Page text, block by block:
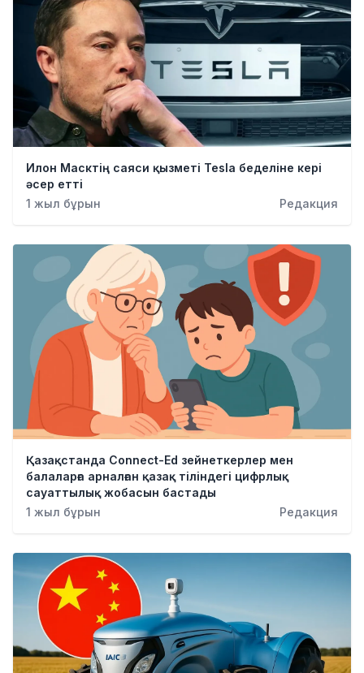
Илон Масктің саяси қызметі Tesla беделіне кері
әсер етті
1 жыл бұрын
Редакция
Қазақстанда Connect-Ed зейнеткерлер мен
балаларға арналған қазақ тіліндегі цифрлық
сауаттылық жобасын бастады
1 жыл бұрын
Редакция